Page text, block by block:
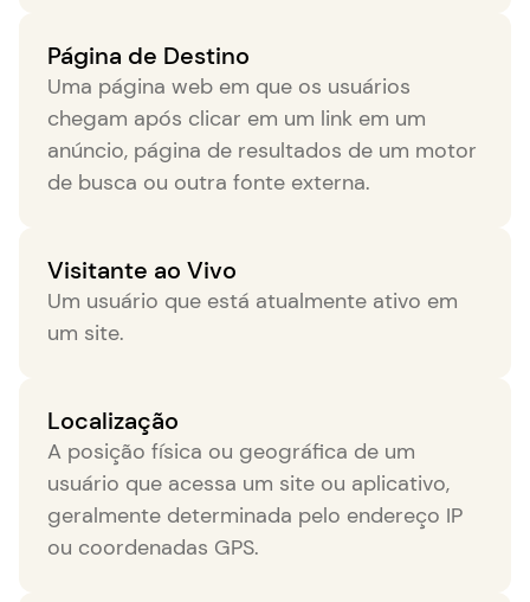
Página de Destino
Uma página web em que os usuários
chegam após clicar em um link em um
anúncio, página de resultados de um motor
de busca ou outra fonte externa.
Visitante ao Vivo
Um usuário que está atualmente ativo em
um site.
Localização
A posição física ou geográfica de um
usuário que acessa um site ou aplicativo,
geralmente determinada pelo endereço IP
ou coordenadas GPS.